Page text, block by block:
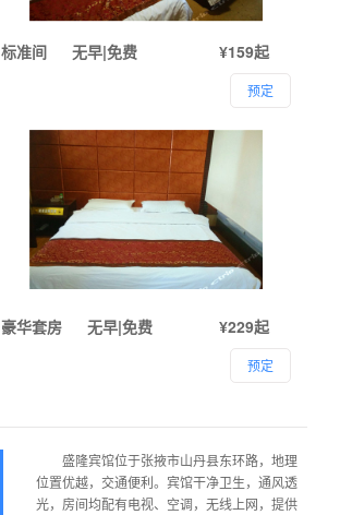
标准间 ¥159起
无早|免费
预定
豪华套房 ¥229起
无早|免费
预定
盛隆宾馆位于张掖市山丹县东环路，地理
位置优越，交通便利。宾馆干净卫生，通风透
光，房间均配有电视、空调，无线上网，提供